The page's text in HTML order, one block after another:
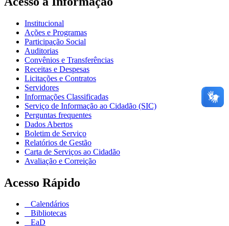
Institucional
Ações e Programas
Participação Social
Auditorias
Convênios e Transferências
Receitas e Despesas
Licitações e Contratos
Servidores
Informações Classificadas
Serviço de Informação ao Cidadão (SIC)
Perguntas frequentes
Dados Abertos
Boletim de Serviço
Relatórios de Gestão
Carta de Serviços ao Cidadão
Avaliação e Correição
Acesso Rápido
Calendários
Bibliotecas
EaD